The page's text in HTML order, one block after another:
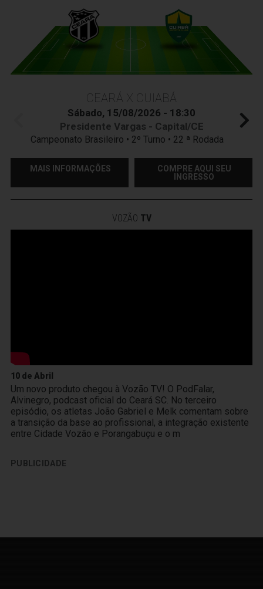
CEARÁ X CUIABÁ
Sábado, 15/08/2026 - 18:30
Presidente Vargas - Capital/CE
Campeonato Brasileiro • 2º Turno • 22 ª Rodada
MAIS INFORMAÇÕES
COMPRE AQUI SEU
INGRESSO
VOZÃO TV
10 de Abril
Um novo produto chegou à Vozão TV! O PodFalar,
Alvinegro, podcast oficial do Ceará SC. No terceiro
episódio, os atletas João Gabriel e Melk comentam sobre
a transição da base ao profissional, a integração existente
entre Cidade Vozão e Porangabuçu e o m
PUBLICIDADE